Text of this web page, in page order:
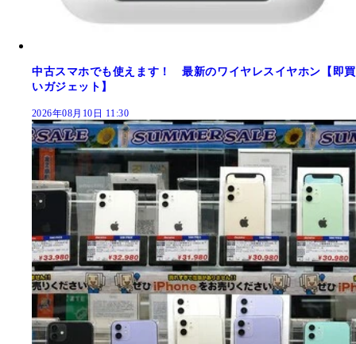
中古スマホでも使えます！ 最新のワイヤレスイヤホン【即買
いガジェット】
2026年08月10日 11:30